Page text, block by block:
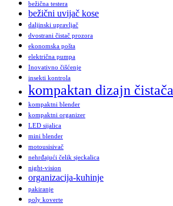
bežična testera
bežični uvijač kose
daljinski upravljač
dvostrani čistač prozora
ekonomska pošta
električna pumpa
Inovativno čišćenje
insekti kontrola
kompaktan dizajn čistača
kompaktni blender
kompaktni organizer
LED sijalica
mini blender
motousisivač
nehrđajući čelik sjeckalica
night-vision
organizacija-kuhinje
pakiranje
poly koverte